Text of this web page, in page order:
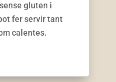
gluten i
fer servir tant
calentes.